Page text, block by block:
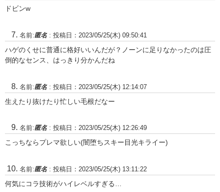
ドビンw
名前:匿名 : 投稿日：2023/05/25(木) 09:50:41
ハゲのくせに普通に格好いいんだが？ノーンに足りなかったのは圧
倒的なセンス、はっきり分かんだね
名前:匿名 : 投稿日：2023/05/25(木) 12:14:07
生えたり抜けたり忙しい毛根だなー
名前:匿名 : 投稿日：2023/05/25(木) 12:26:49
こっちならプレマ欲しい(闇堕ちスキー目光キライー)
名前:匿名 : 投稿日：2023/05/25(木) 13:11:22
何気にコラ技術がハイレベルすぎる…